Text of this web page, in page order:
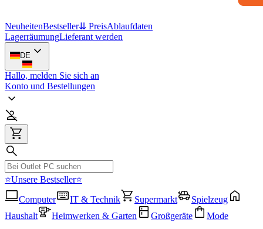
NeuheitenBestseller⇊ PreisAblaufdaten
LagerräumungLieferant werden
DE
Hallo, melden Sie sich an
Konto und Bestellungen
⭐Unsere Bestseller⭐
Computer
IT & Technik Supermarkt
Spielzeug
Haushalt
Heimwerken & Garten Großgeräte Mode